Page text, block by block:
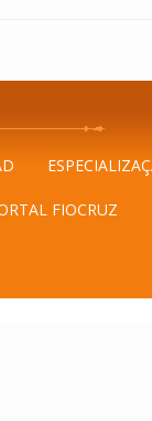
FIOCRUZ